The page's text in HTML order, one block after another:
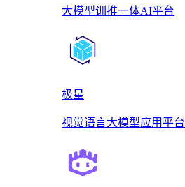
大模型训推一体AI平台
极星
视觉语言大模型应用平台